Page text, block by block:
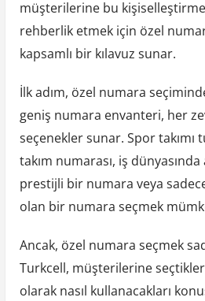
müşterilerine bu
rehberlik etmek için özel
kapsamlı bir kılavuz sunar.
İlk adım, özel numara
geniş numara envanteri, her
seçenekler sunar. Spor takımı
takım numarası, iş
prestijli bir numara veya
olan bir numara seçmek
Ancak, özel numara seçmek
Turkcell, müşterilerine
olarak nasıl kullanacakları